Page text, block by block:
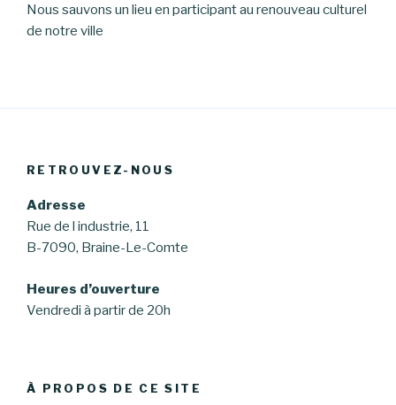
Nous sauvons un lieu en participant au renouveau culturel
de notre ville
RETROUVEZ-NOUS
Adresse
Rue de l industrie, 11
B-7090, Braine-Le-Comte
Heures d’ouverture
Vendredi à partir de 20h
À PROPOS DE CE SITE